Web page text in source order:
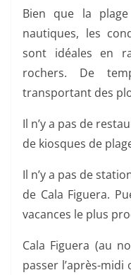
Bien que la
nautiques, les
sont idéales en
rochers. De
transportant des
Il n’y a pas de
de kiosques de
Il n’y a pas de
de Cala Figuera.
vacances le plus
Cala Figuera (au
passer l’après-